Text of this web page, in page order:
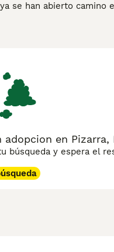
se han abierto camino
gatos son
sobre esta raza
en Pizarra,
búsqueda y espera el